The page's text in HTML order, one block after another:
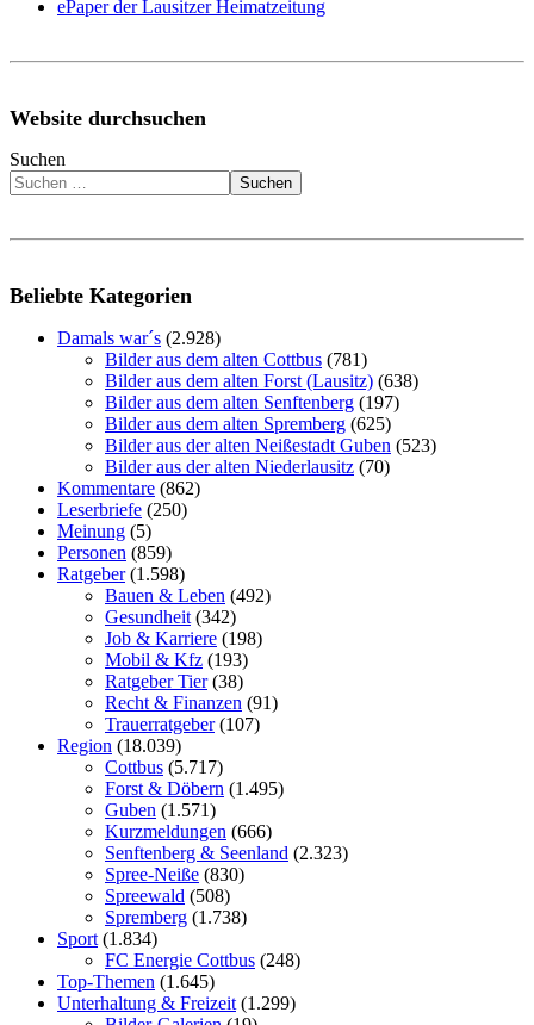
ePaper der Lausitzer Heimatzeitung
Website durchsuchen
Suchen
Suchen
Beliebte Kategorien
Damals war´s (2.928)
Bilder aus dem alten Cottbus (781)
Bilder aus dem alten Forst (Lausitz) (638)
Bilder aus dem alten Senftenberg (197)
Bilder aus dem alten Spremberg (625)
Bilder aus der alten Neißestadt Guben (523)
Bilder aus der alten Niederlausitz (70)
Kommentare (862)
Leserbriefe (250)
Meinung (5)
Personen (859)
Ratgeber(1.598)
Bauen & Leben (492)
Gesundheit (342)
Job & Karriere (198)
Mobil & Kfz (193)
Ratgeber Tier(38)
Recht & Finanzen (91)
Trauerratgeber(107)
Region (18.039)
Cottbus (5.717)
Forst & Döbern (1.495)
Guben (1.571)
Kurzmeldungen (666)
Senftenberg & Seenland (2.323)
Spree-Neiße (830)
Spreewald (508)
Spremberg (1.738)
Sport (1.834)
FC Energie Cottbus (248)
Top-Themen (1.645)
Unterhaltung & Freizeit (1.299)